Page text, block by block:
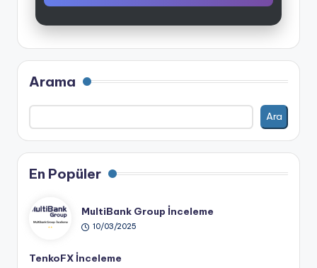
Arama
Ara
En Popüler
MultiBank Group İnceleme
10/03/2025
TenkoFX İnceleme